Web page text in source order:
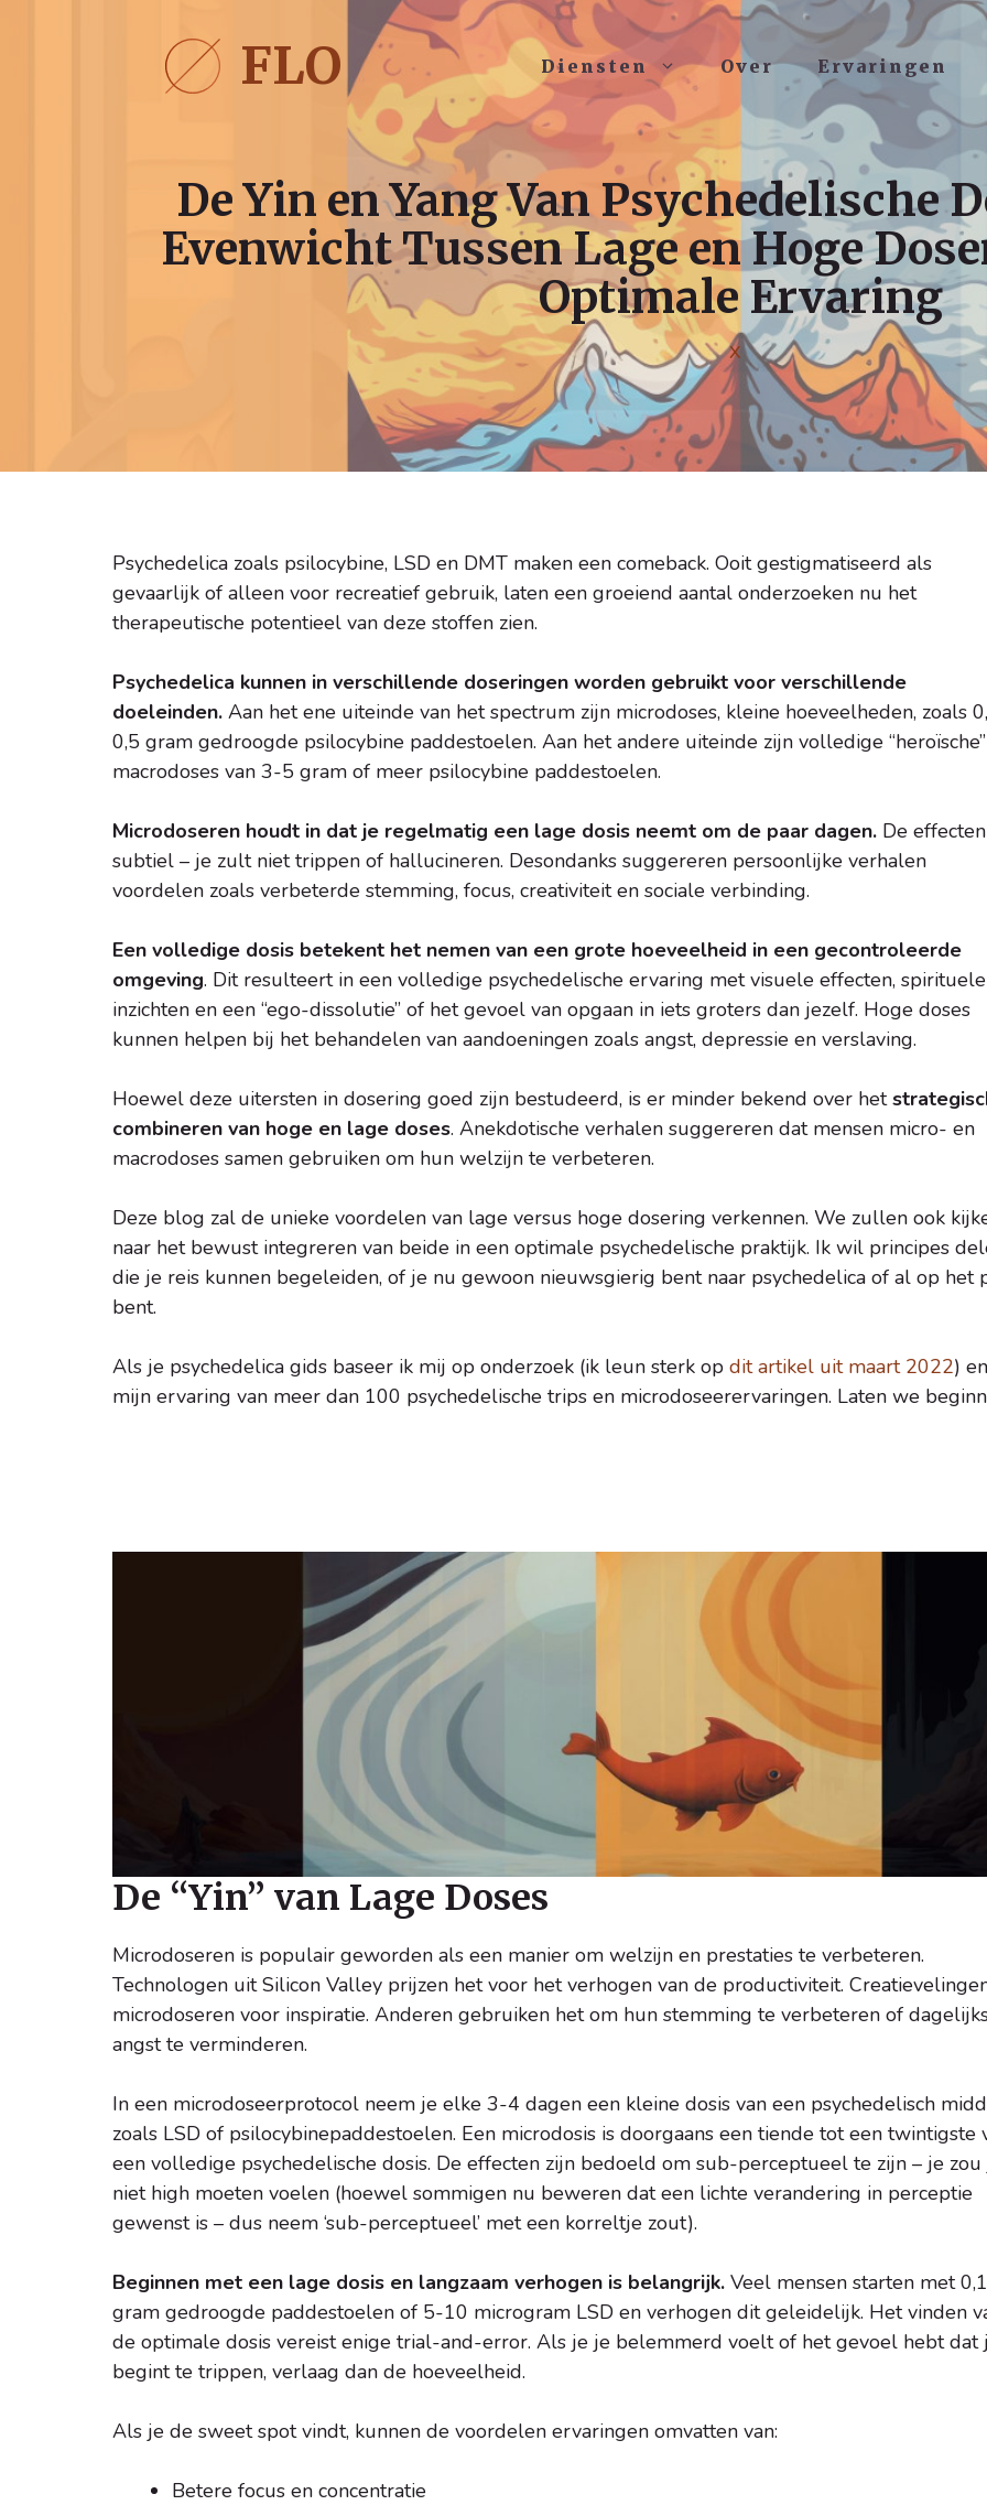
FLO Diensten Over Ervaringen
De Yin en Yang Van Psychedelische
Evenwicht Tussen Lage en Hoge
Optimale Ervaring
X
Psychedelica zoals psilocybine, LSD en DMT maken een comeback. Ooit gestigmatiseerd als
gevaarlijk of alleen voor recreatief gebruik, laten een groeiend aantal onderzoeken nu het
therapeutische potentieel van deze stoffen zien.
Psychedelica kunnen in verschillende doseringen worden gebruikt voor verschillende
doeleinden. Aan het ene uiteinde van het spectrum zijn microdoses, kleine hoeveelheden, zoals
0,5 gram gedroogde psilocybine paddestoelen. Aan het andere uiteinde zijn volledige
macrodoses van 3-5 gram of meer psilocybine paddestoelen.
Microdoseren houdt in dat je regelmatig een lage dosis neemt om de paar dagen. De
subtiel – je zult niet trippen of hallucineren. Desondanks suggereren persoonlijke verhalen
voordelen zoals verbeterde stemming, focus, creativiteit en sociale verbinding.
Een volledige dosis betekent het nemen van een grote hoeveelheid in een gecontroleerde
omgeving. Dit resulteert in een volledige psychedelische ervaring met visuele effecten, spirituele
inzichten en een “ego-dissolutie” of het gevoel van opgaan in iets groters dan jezelf. Hoge doses
kunnen helpen bij het behandelen van aandoeningen zoals angst, depressie en verslaving.
Hoewel deze uitersten in dosering goed zijn bestudeerd, is er minder bekend over het
combineren van hoge en lage doses. Anekdotische verhalen suggereren dat mensen micro- en
macrodoses samen gebruiken om hun welzijn te verbeteren.
Deze blog zal de unieke voordelen van lage versus hoge dosering verkennen. We zullen ook
naar het bewust integreren van beide in een optimale psychedelische praktijk. Ik wil principes
die je reis kunnen begeleiden, of je nu gewoon nieuwsgierig bent naar psychedelica of al op het
bent.
Als je psychedelica gids baseer ik mij op onderzoek (ik leun sterk op dit artikel uit maart 2022) en
mijn ervaring van meer dan 100 psychedelische trips en microdoseerervaringen. Laten we
De “Yin” van Lage Doses
Microdoseren is populair geworden als een manier om welzijn en prestaties te verbeteren.
Technologen uit Silicon Valley prijzen het voor het verhogen van de productiviteit.
microdoseren voor inspiratie. Anderen gebruiken het om hun stemming te verbeteren of
angst te verminderen.
In een microdoseerprotocol neem je elke 3-4 dagen een kleine dosis van een psychedelisch
zoals LSD of psilocybinepaddestoelen. Een microdosis is doorgaans een tiende tot een twintigste
een volledige psychedelische dosis. De effecten zijn bedoeld om sub-perceptueel te zijn – je zou
niet high moeten voelen (hoewel sommigen nu beweren dat een lichte verandering in perceptie
gewenst is – dus neem ‘sub-perceptueel’ met een korreltje zout).
Beginnen met een lage dosis en langzaam verhogen is belangrijk. Veel mensen starten met 0,1
gram gedroogde paddestoelen of 5-10 microgram LSD en verhogen dit geleidelijk. Het vinden
de optimale dosis vereist enige trial-and-error. Als je je belemmerd voelt of het gevoel hebt dat
begint te trippen, verlaag dan de hoeveelheid.
Als je de sweet spot vindt, kunnen de voordelen ervaringen omvatten van:
Betere focus en concentratie